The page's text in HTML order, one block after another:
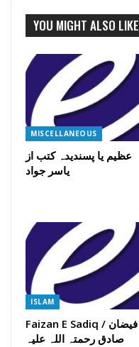
YOU MIGHT ALSO LIKE
MISCELLANEOUS
عظیم یا پسندیدہ کتب از
یاسر جواد
ISLAM
Faizan E Sadiq / فیضان
صادق رحمتہ اللہ علیہ